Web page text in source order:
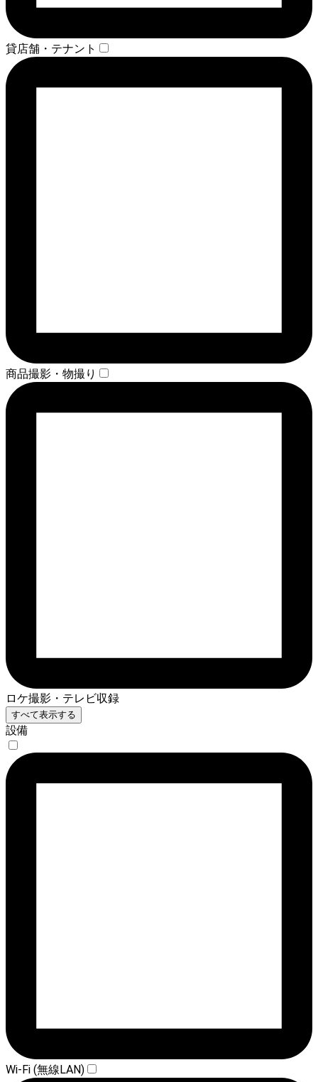
貸店舗・テナント
商品撮影・物撮り
ロケ撮影・テレビ収録
すべて表示する
設備
Wi-Fi (無線LAN)